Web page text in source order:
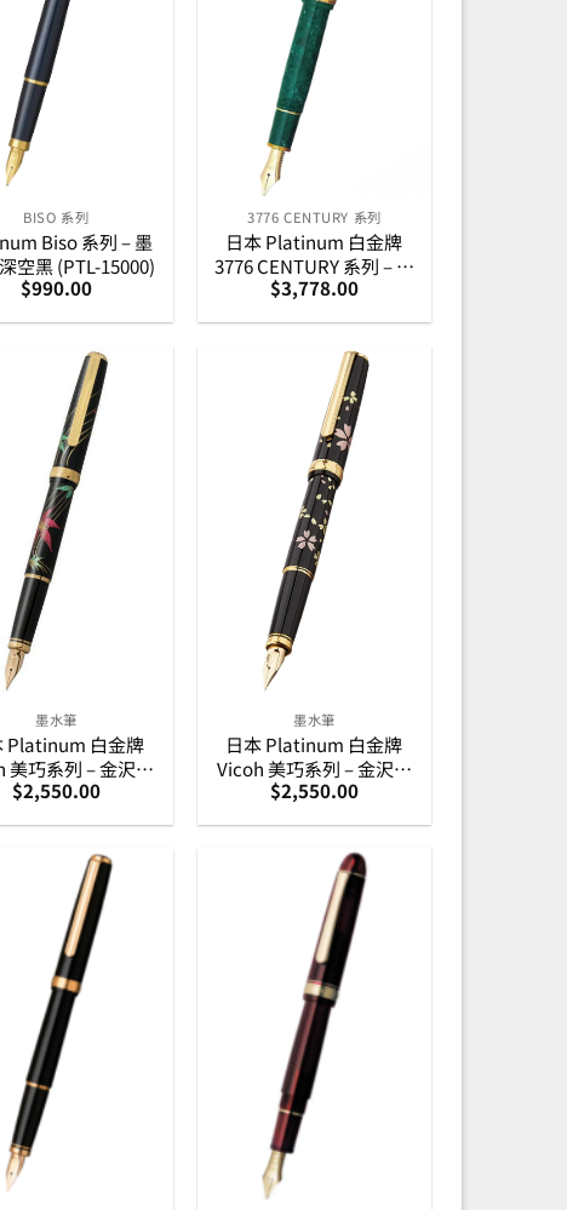
BISO 系列
Biso 系列 – 墨
空黑 (PTL-15000)
$990.00
3776 CENTURY 系列
日本 Platinum 白金牌
3776 CENTURY 系列 – 賽
璐璐 (Celluloid) 物料翡翠
$3,778.00
墨水筆
Platinum 白金牌
美巧系列 – 金沢箔
筆咀 墨水筆 – 秋葉
$2,550.00
墨水筆
日本 Platinum 白金牌
Vicoh 美巧系列 – 金沢箔
18K 金筆咀 墨水筆 – 櫻花
$2,550.00